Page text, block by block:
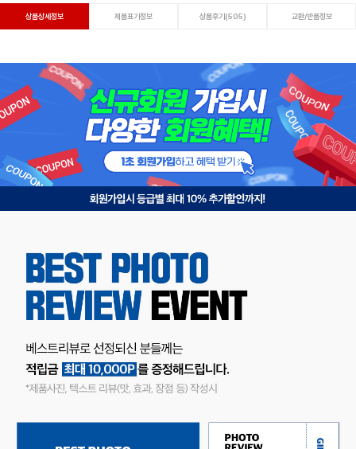
상품상세정보 제품표기정보 상품후기(505) 교환/반품정보